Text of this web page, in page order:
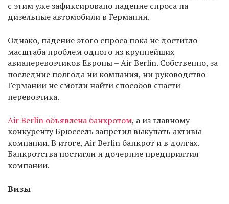
с этим уже зафиксировано падение спроса на
дизельные автомобили в Германии.
Однако, падение этого спроса пока не достигло
масштаба проблем одного из крупнейших
авиаперевозчиков Европы – Air Berlin. Собственно, за
последние полгода ни компания, ни руководство
Германии не смогли найти способов спасти
перевозчика.
Air Berlin объявлена банкротом, а из главному
конкуренту Брюссель запретил выкупать активы
компании. В итоге, Air Berlin банкрот и в долгах.
Банкротства постигли и дочерние предприятия
компании.
Визы